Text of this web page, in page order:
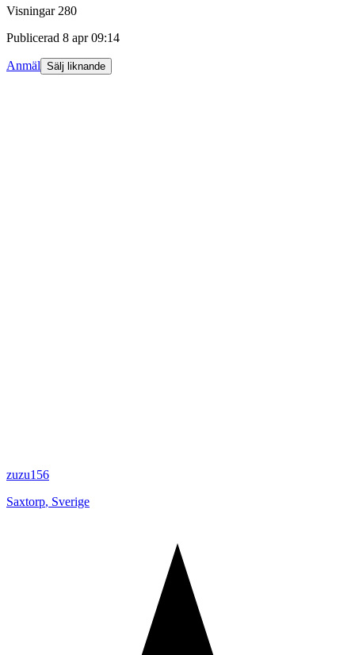
Visningar 280
Publicerad 8 apr 09:14
Anmäl Sälj liknande
zuzu156
Saxtorp, Sverige